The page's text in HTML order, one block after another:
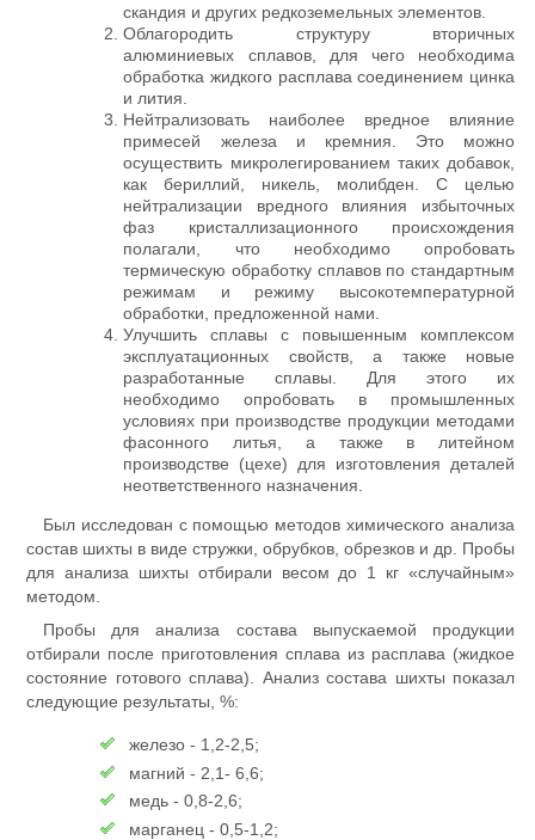
скандия и других редкоземельных элементов.
Облагородить структуру вторичных
алюминиевых сплавов, для чего необходима
обработка жидкого расплава соединением цинка
и лития.
Нейтрализовать наиболее вредное влияние
примесей железа и кремния. Это можно
осуществить микролегированием таких добавок,
как бериллий, никель, молибден. С целью
нейтрализации вредного влияния избыточных
фаз кристаллизационного происхождения
полагали, что необходимо опробовать
термическую обработку сплавов по стандартным
режимам и режиму высокотемпературной
обработки, предложенной нами.
Улучшить сплавы с повышенным комплексом
эксплуатационных свойств, а также новые
разработанные сплавы. Для этого их
необходимо опробовать в промышленных
условиях при производстве продукции методами
фасонного литья, а также в литейном
производстве (цехе) для изготовления деталей
неответственного назначения.
Был исследован с помощью методов химического анализа
состав шихты в виде стружки, обрубков, обрезков и др. Пробы
для анализа шихты отбирали весом до 1 кг «случайным»
методом.
Пробы для анализа состава выпускаемой продукции
отбирали после приготовления сплава из расплава (жидкое
состояние готового сплава). Анализ состава шихты показал
следующие результаты, %:
железо - 1,2-2,5;
магний - 2,1- 6,6;
медь - 0,8-2,6;
марганец - 0,5-1,2;